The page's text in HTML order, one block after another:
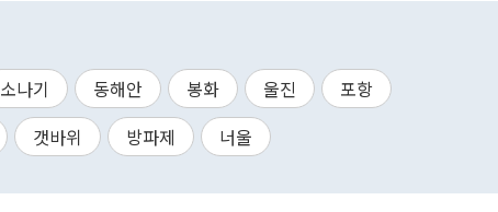
소나기 동해안 봉화 울진
포항
갯바위 방파제 너울